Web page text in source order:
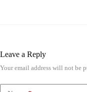
Leave a Reply
Your email address will not be